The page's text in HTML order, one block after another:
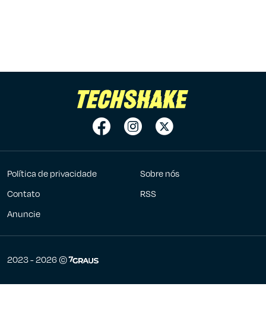
Política de privacidade
Sobre nós
Contato
RSS
Anuncie
2023 - 2026 ©7Graus